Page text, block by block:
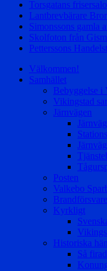
Torsgatans
Lantbrevbärare
Simonssons gamla
Skolfoton från
Petterssons
Välkommen!
Samhället
Bebyggelse i
Vikingstad
Järnvägen
Posten
Valkebo
Kyrkligt
Historiska
Så